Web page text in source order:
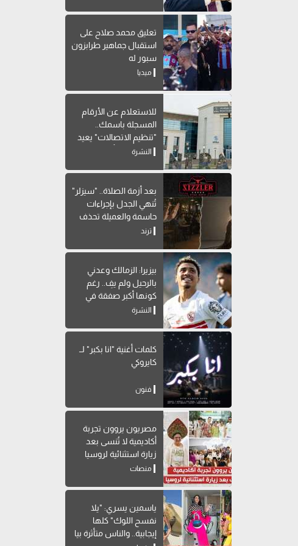
تعليق محمد صلاح على
استقبال جماهير طرابزون
سبور له
ميديا
للاستعلام عن الأرقام
المسجلة باسمك..
"تنظيم الاتصالات" يعيد
إتاحة خدمة "أرقامي" عبر
النشرة
بعد أزمة الصلاة.. "سيزلر"
تُنهي الجدل بإجراءات
حاسمة والعميلة تحذف
المنشور
ترند
بيزيرا: الزمالك وعدني
بالرحيل ولم يفِ.. رغم
كونها أكبر صفقة في
تاريخه
النشرة
كلمات أغنية "انا بكبر" لــ
كايروكي
فنون
مصريون يروون تجربة
أكاديمية لا تُنسى بعد
زيارة استثنائية لروسيا
منصات
ياسمين يسري: "يلا
نفسح اللوك" كلها
إيجابية.. والناس متأثرة بيا